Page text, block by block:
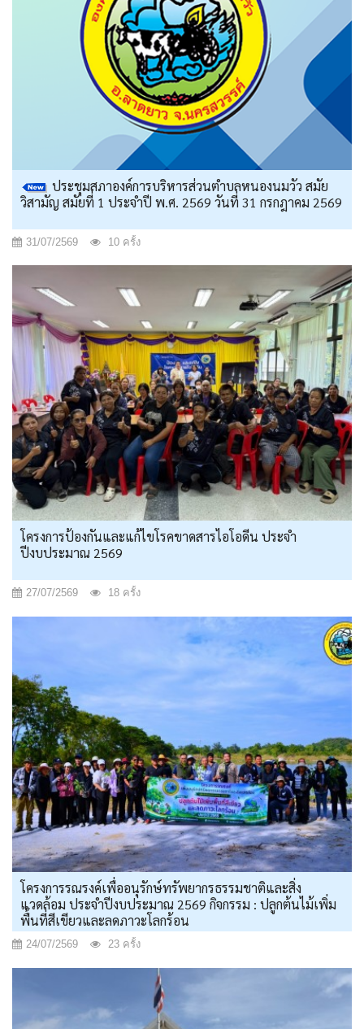
ประชุมสภาองค์การบริหารส่วนตำบลหนองนมวัว สมัย
วิสามัญ สมัยที่ 1 ประจำปี พ.ศ. 2569 วันที่ 31 กรกฎาคม 2569
31/07/2569 10 ครั้ง
โครงการป้องกันและแก้ไขโรคขาดสารไอโอดีน ประจำ
ปีงบประมาณ 2569
27/07/2569 18 ครั้ง
โครงการรณรงค์เพื่ออนุรักษ์ทรัพยากรธรรมชาติและสิ่ง
แวดล้อม ประจำปีงบประมาณ 2569 กิจกรรม : ปลูกต้นไม้เพิ่ม
พื้นที่สีเขียวและลดภาวะโลกร้อน
24/07/2569 23 ครั้ง